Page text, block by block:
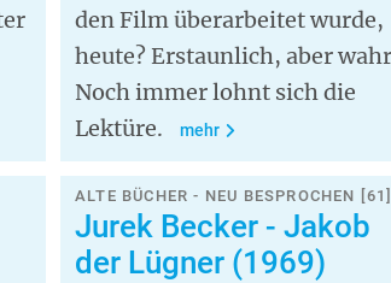
den Film überarbeitet wurde,
heute? Erstaunlich, aber
Noch immer lohnt sich die
Lektüre.
mehr
ALTE BÜCHER - NEU BESPROCHEN [61]
Jurek Becker - Jakob
der Lügner (1969)